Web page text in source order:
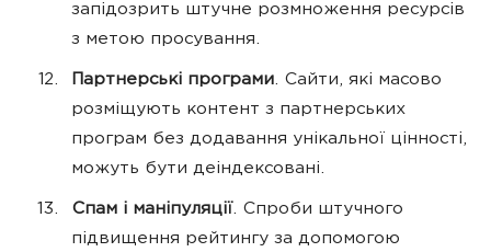
запідозрить штучне розмноження ресурсів
з метою просування.
Партнерські програми. Сайти, які масово
розміщують контент з партнерських
програм без додавання унікальної цінності,
можуть бути деіндексовані.
Спам і маніпуляції. Спроби штучного
підвищення рейтингу за допомогою